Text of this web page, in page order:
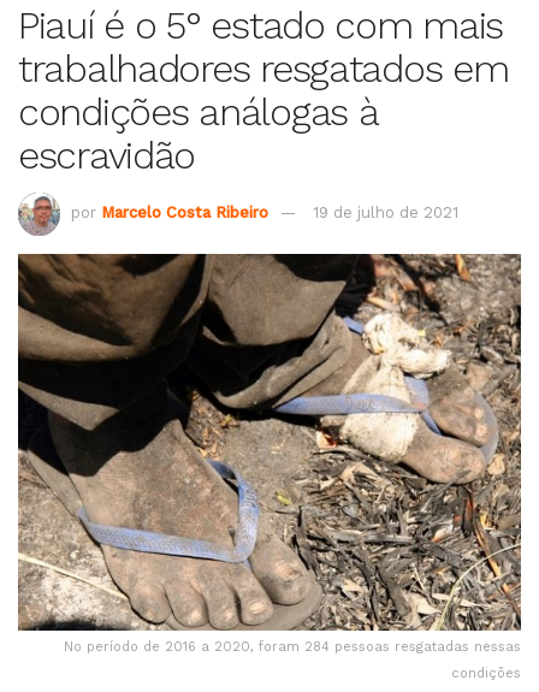
Piauí é o 5° estado com mais
trabalhadores resgatados em
condições análogas à
escravidão
por Marcelo Costa Ribeiro 19 de julho de 2021
No período de 2016 a 2020, foram 284 pessoas resgatadas nessas
condições